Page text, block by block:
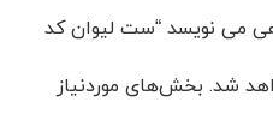
می نویسد “ست لیوان کد
شد. بخش‌های موردنیاز